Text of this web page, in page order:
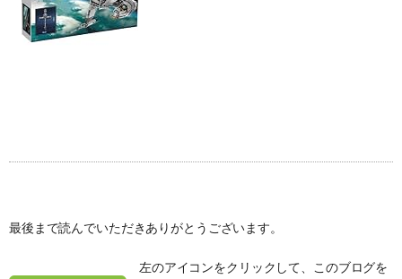
最後まで読んでいただきありがとうございます。
左のアイコンをクリックして、このブログを